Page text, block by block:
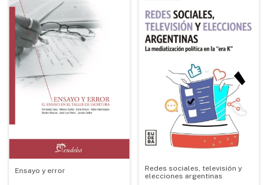
Ensayo y error
Redes sociales, televisión y
elecciones argentinas